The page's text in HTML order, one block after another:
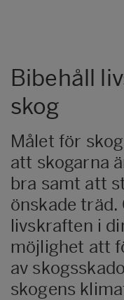
Bibehåll
skog
Målet för
att skogarna
bra samt att
önskade träd.
livskraften i
möjlighet att
av
skogens